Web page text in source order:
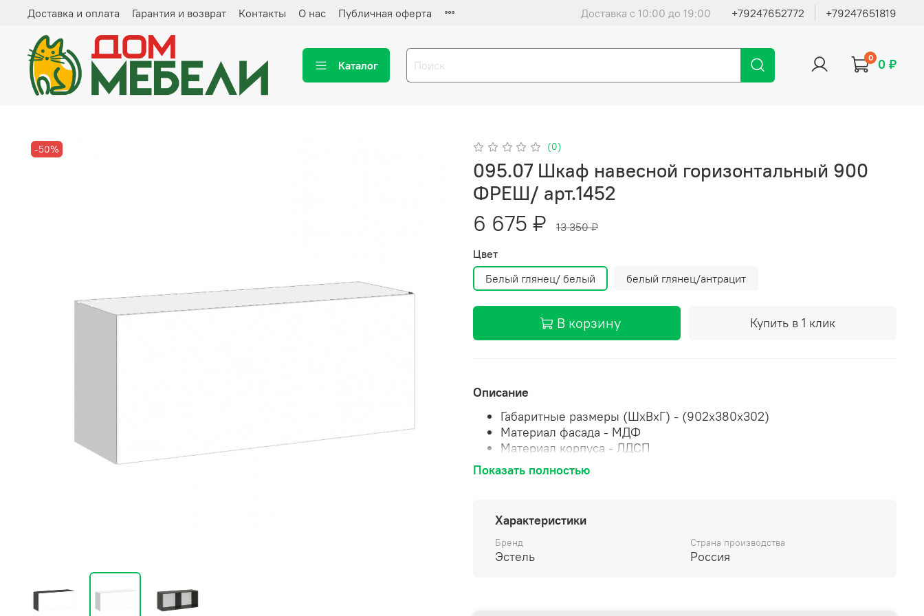
Доставка и оплата Гарантия и возврат Контакты О нас Публичная оферта Доставка с 10:00 до 19:00 +79247652772 +79247651819
Каталог
0 0 ₽
-50% (0)
095.07 Шкаф навесной горизонтальный 900
ФРЕШ/ арт.1452
6 675 ₽
13 350 ₽
Цвет
Белый глянец/ белый
белый глянец/антрацит
В корзину Купить в 1 клик
Описание
Габаритные размеры (ШxВxГ) - (902х380х302)
Материал фасада - МДФ
Материал корпуса - ЛДСП
Цвет корпуса -
Показать полностью
Характеристики
Бренд
Эстель
Страна производства
Россия